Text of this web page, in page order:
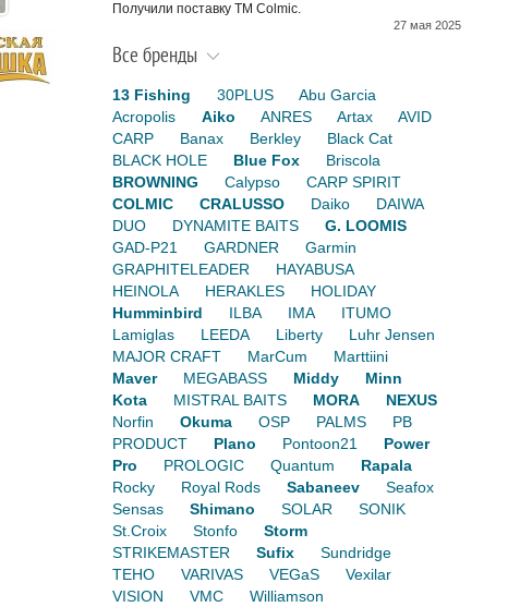
Получили поставку ТМ Colmic.
27 мая 2025
Все бренды
13 Fishing 30PLUS
Abu Garcia
Acropolis
Aiko ANRES Artax
AVID
CARP
Banax Berkley
Black Cat
BLACK HOLE
Blue Fox
Briscola
BROWNING
Calypso
CARP SPIRIT
COLMIC
CRALUSSO Daiko
DAIWA
DUO
DYNAMITE BAITS
G. LOOMIS
GAD-P21
GARDNER
Garmin
GRAPHITELEADER
HAYABUSA
HEINOLA
HERAKLES
HOLIDAY
Humminbird
ILBA IMA
ITUMO
Lamiglas
LEEDA Liberty
Luhr Jensen
MAJOR CRAFT
MarCum
Marttiini
Maver
MEGABASS Middy
Minn
Kota
MISTRAL BAITS MORA
NEXUS
Norfin
Okuma OSP PALMS
PB
PRODUCT
Plano Pontoon21
Power
Pro
PROLOGIC Quantum
Rapala
Rocky
Royal Rods Sabaneev
Seafox
Sensas
Shimano SOLAR
SONIK
St.Croix
Stonfo
Storm
STRIKEMASTER
Sufix
Sundridge
TEHO
VARIVAS VEGaS
Vexilar
VISION
VMC
Williamson